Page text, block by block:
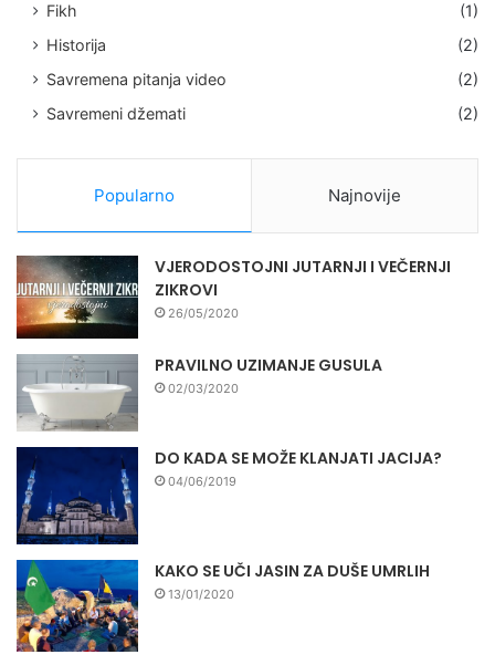
Fikh
(1)
Historija
(2)
Savremena pitanja video
(2)
Savremeni džemati
(2)
Popularno Najnovije
VJERODOSTOJNI JUTARNJI I VEČERNJI
ZIKROVI
26/05/2020
PRAVILNO UZIMANJE GUSULA
02/03/2020
DO KADA SE MOŽE KLANJATI JACIJA?
04/06/2019
KAKO SE UČI JASIN ZA DUŠE UMRLIH
13/01/2020